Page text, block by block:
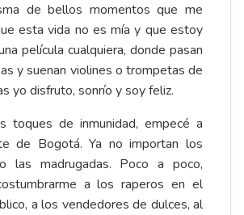
de bellos momentos que me
esta vida no es mía y que estoy
película cualquiera, donde pasan
y suenan violines o trompetas de
yo disfruto, sonrío y soy feliz.
toques de inmunidad, empecé a
de Bogotá. Ya no importan los
las madrugadas. Poco a poco,
a los raperos en el
a los vendedores de dulces, al